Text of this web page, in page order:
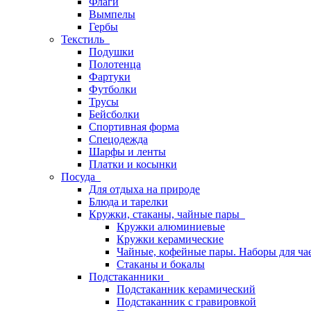
Вымпелы
Гербы
Текстиль
Подушки
Полотенца
Фартуки
Футболки
Трусы
Бейсболки
Спортивная форма
Спецодежда
Шарфы и ленты
Платки и косынки
Посуда
Для отдыха на природе
Блюда и тарелки
Кружки, стаканы, чайные пары
Кружки алюминиевые
Кружки керамические
Чайные, кофейные пары. Наборы для
Стаканы и бокалы
Подстаканники
Подстаканник керамический
Подстаканник c гравировкой